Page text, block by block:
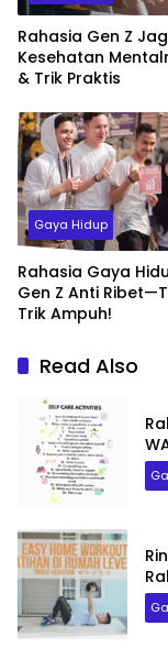
Rahasia Gen Z
Kesehatan
& Trik Praktis
Gaya Hidup
Rahasia Gaya
Gen Z Anti
Trik Ampuh!
Read Also